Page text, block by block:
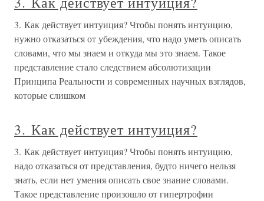
3. Как действует интуиция? Чтобы понять интуицию,
нужно отказаться от убеждения, что надо уметь описать
словами, что мы знаем и откуда мы это знаем. Такое
представление стало следствием абсолютизации
Принципа Реальности и современных научных взглядов,
которые слишком
3. Как действует интуиция?
3. Как действует интуиция? Чтобы понять интуицию,
надо отказаться от представления, будто ничего нельзя
знать, если нет умения описать свое знание словами.
Такое представление произошло от гипертрофии